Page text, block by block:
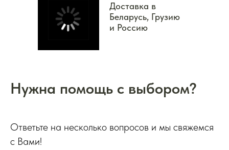
Доставка в
Беларусь, Грузию
и Россию
Нужна помощь с выбором?
Ответьте на несколько вопросов и мы свяжемся
с Вами!